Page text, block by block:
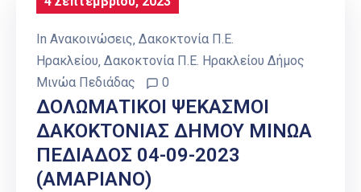
In Ανακοινώσεις‚ Δακοκτονία Π.Ε.
Ηρακλείου‚ Δακοκτονία Π.Ε. Ηρακλείου Δήμος
Μινώα Πεδιάδας
0
ΔΟΛΩΜΑΤΙΚΟΙ ΨΕΚΑΣΜΟΙ
ΔΑΚΟΚΤΟΝΙΑΣ ΔΗΜΟΥ ΜΙΝΩΑ
ΠΕΔΙΑΔΟΣ 04-09-2023
(ΑΜΑΡΙΑΝΟ)